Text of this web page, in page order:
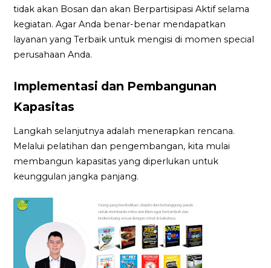
tidak akan Bosan dan akan Berpartisipasi Aktif selama
kegiatan. Agar Anda benar-benar mendapatkan
layanan yang Terbaik untuk mengisi di momen special
perusahaan Anda.
Implementasi dan Pembangunan
Kapasitas
Langkah selanjutnya adalah menerapkan rencana.
Melalui pelatihan dan pengembangan, kita mulai
membangun kapasitas yang diperlukan untuk
keunggulan jangka panjang.